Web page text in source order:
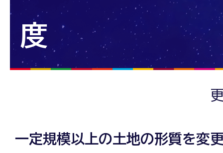
度
一定規模以上の土地の形質を変